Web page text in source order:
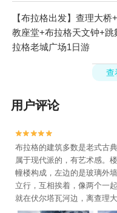
【布拉格出发】查理大
教座堂+布拉格天文钟+
拉格老城广场1日游
查
用户评论


布拉格的建筑多数是老式古
属于现代派的，有艺术感。
幢楼构成，左边的是玻璃外
立行，互相挨着，像两个一
就在伏尔塔瓦河边，离查理